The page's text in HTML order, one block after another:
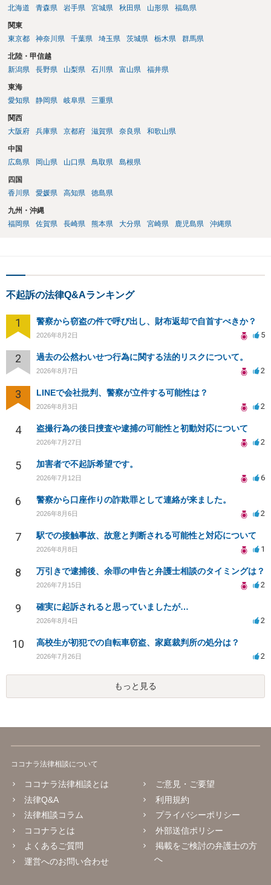
北海道
青森県 岩手県 宮城県 秋田県 山形県 福島県
関東
東京都
神奈川県 千葉県 埼玉県 茨城県 栃木県 群馬県
北陸・甲信越
新潟県
長野県 山梨県 石川県 富山県 福井県
東海
愛知県
静岡県 岐阜県 三重県
関西
大阪府
兵庫県 京都府 滋賀県 奈良県 和歌山県
中国
広島県
岡山県 山口県 鳥取県 島根県
四国
香川県
愛媛県 高知県 徳島県
九州・沖縄
福岡県
佐賀県 長崎県 熊本県 大分県 宮崎県 鹿児島県 沖縄県
不起訴の法律Q&Aランキング
1 警察から窃盗の件で呼び出し、財布返却で自首すべきか？
2026年8月2日 5
2 過去の公然わいせつ行為に関する法的リスクについて。
2026年8月7日 2
3 LINEで会社批判、警察が立件する可能性は？
2026年8月3日 2
4 盗撮行為の後日捜査や逮捕の可能性と初動対応について
2026年7月27日 2
5 加害者で不起訴希望です。
2026年7月12日 6
6 警察から口座作りの詐欺罪として連絡が来ました。
2026年8月6日 2
7 駅での接触事故、故意と判断される可能性と対応について
2026年8月8日 1
8 万引きで逮捕後、余罪の申告と弁護士相談のタイミングは？
2026年7月15日 2
9 確実に起訴されると思っていましたが…
2026年8月4日 2
10 高校生が初犯での自転車窃盗、家庭裁判所の処分は？
2026年7月26日 2
もっと見る
ココナラ法律相談について
ココナラ法律相談とは
法律Q&A
法律相談コラム
ココナラとは
よくあるご質問
運営へのお問い合わせ
ご意見・ご要望
利用規約
プライバシーポリシー
外部送信ポリシー
掲載をご検討の弁護士の方
へ